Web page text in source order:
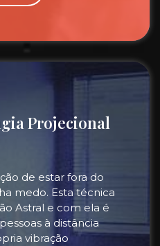
Projecional
de estar fora do
medo. Esta técnica
Astral e com ela é
à distância
vibração